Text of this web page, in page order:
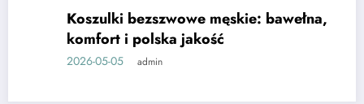
Koszulki bezszwowe męskie: bawełna,
komfort i polska jakość
2026-05-05 admin